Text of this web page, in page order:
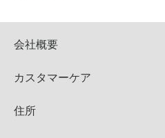
会社概要
カスタマーケア
住所